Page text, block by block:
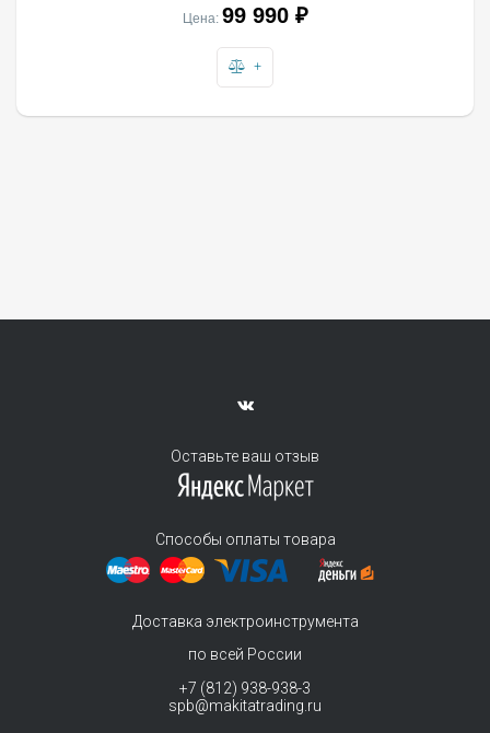
Цена: 99 990 ₽
+
Оставьте ваш отзыв
Способы оплаты товара
Доставка электроинструмента
по всей России
+7 (812) 938-938-3
spb@makitatrading.ru